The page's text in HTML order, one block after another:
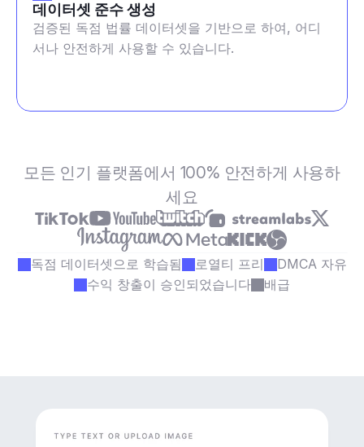
데이터셋 준수 생성
검증된 독점 법률 데이터셋을 기반으로 하여, 어디
서나 안전하게 사용할 수 있습니다.
모든 인기 플랫폼에서 100% 안전하게 사용하
세요
독점 데이터셋으로 학습됨 로열티 프리
DMCA 자유
수익 창출이 승인되었습니다
배급